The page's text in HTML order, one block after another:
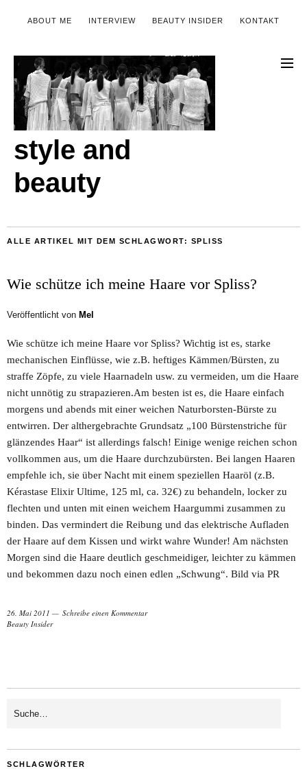
ABOUT ME INTERVIEW BEAUTY INSIDER KONTAKT
style and
beauty
ALLE ARTIKEL MIT DEM SCHLAGWORT: SPLISS
Wie schütze ich meine Haare vor Spliss?
Veröffentlicht von Mel
Wie schütze ich meine Haare vor Spliss? Wichtig ist es, starke
mechanischen Einflüsse, wie z.B. heftiges Kämmen/Bürsten, zu
straffe Zöpfe, zu viele Haarnadeln usw. zu vermeiden, um die Haare
nicht unnötig zu strapazieren.Am besten ist es, die Haare einfach
morgens und abends mit einer weichen Naturborsten-Bürste zu
entwirren. Der althergebrachte Grundsatz „100 Bürstenstriche für
glänzendes Haar“ ist allerdings falsch! Einige wenige reichen schon
vollkommen aus, um die Haare durchzubürsten. Bei langen Haaren
empfehle ich, sie über Nacht mit einem speziellen Haaröl (z.B.
Kérastase Elixir Ultime, 125 ml, ca. 32€) zu behandeln, locker zu
flechten und unten mit einen weichem Haargummi zusammen zu
binden. Das vermindert die Reibung und das elektrische Aufladen
der Haare auf dem Kissen und wirkt wahre Wunder! Am nächsten
Morgen sind die Haare deutlich geschmeidiger, leichter zu kämmen
und bekommen dazu noch einen edlen „Schwung“. Bild via PR
26. Mai 2011
Schreibe einen Kommentar
Beauty Insider
SCHLAGWÖRTER